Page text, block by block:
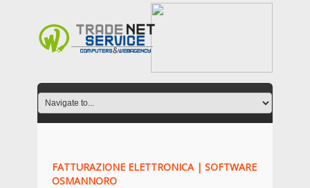
FATTURAZIONE ELETTRONICA | SOFTWARE
OSMANNORO